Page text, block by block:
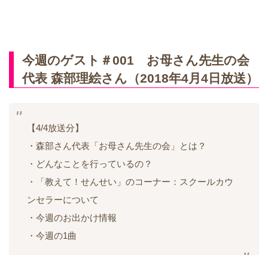
今週のゲスト＃001 お母さん先生の会
代表 森部理絵さん（2018年4月4日放送）
【4/4放送分】
・森部さん代表「お母さん先生の会」とは？
・どんなことを行っているの？
・「教えて！せんせい」のコーナー：スクールカウ
ンセラーについて
・今週のお出かけ情報
・今週の1曲